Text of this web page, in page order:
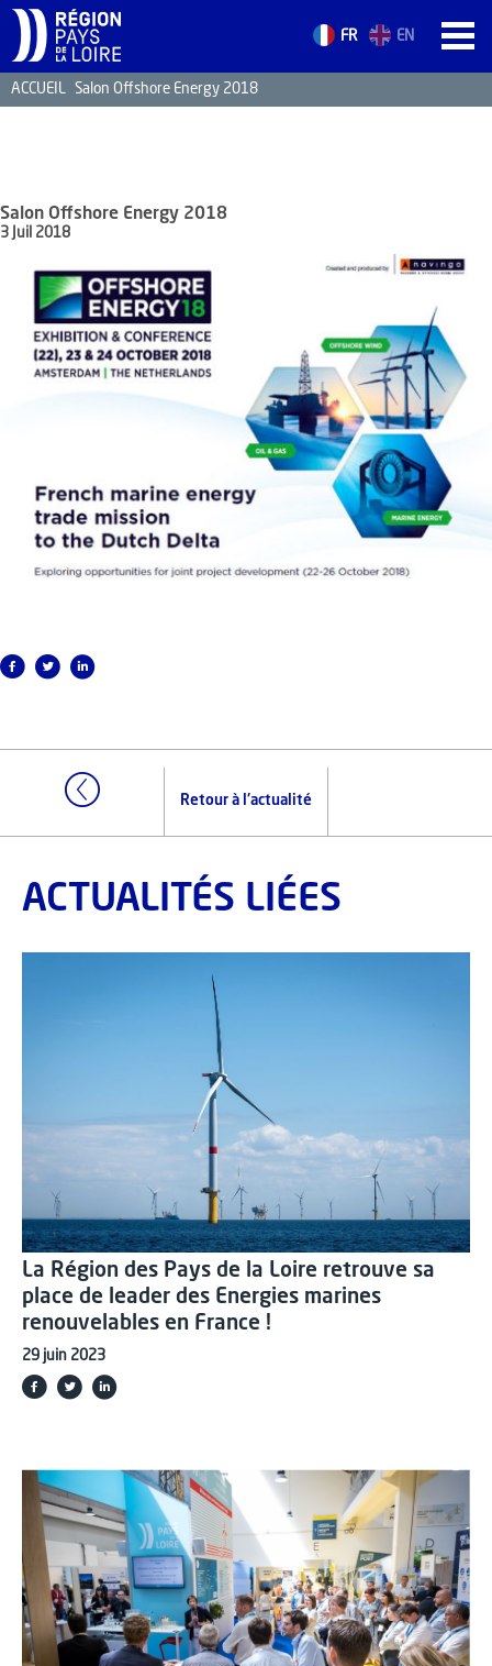
FR EN
ACTUALITÉS
FORMATION
EMPLOI
ACCUEIL Salon Offshore Energy 2018
Salon Offshore Energy 2018
3 Juil 2018
Retour à l'actualité
ACTUALITÉS LIÉES
La Région des Pays de la Loire retrouve sa
place de leader des Energies marines
renouvelables en France !
29 juin 2023